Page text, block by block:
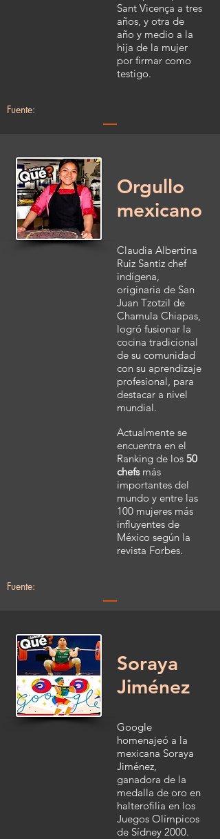
Sant Vicença a tres
años, y otra de
año y medio a la
hija de la mujer
por firmar como
testigo.
Fuente:
Orgullo
mexicano
Claudia Albertina
Ruiz Santiz chef
indígena,
originaria de San
Juan Tzotzil de
Chamula Chiapas,
logró fusionar la
cocina tradicional
de su comunidad
con su aprendizaje
profesional, para
destacar a nivel
mundial.
Actualmente se
encuentra en el
Ranking de los 50
chefsmás
importantes del
mundo y entre las
100 mujeres más
influyentes de
México según la
revista Forbes.
Fuente:
Soraya
Jiménez
Google
homenajeó a la
mexicana Soraya
Jiménez,
ganadora de la
medalla de oro en
halterofilia en los
Juegos Olímpicos
de Sídney 2000.